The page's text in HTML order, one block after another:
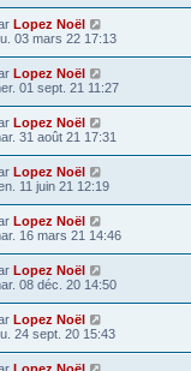
Lopez Noël
03 mars 22 17:13
Lopez Noël
01 sept. 21 11:27
Lopez Noël
31 août 21 17:31
Lopez Noël
11 juin 21 12:19
Lopez Noël
16 mars 21 14:46
Lopez Noël
08 déc. 20 14:50
Lopez Noël
24 sept. 20 15:43
Lopez Noël